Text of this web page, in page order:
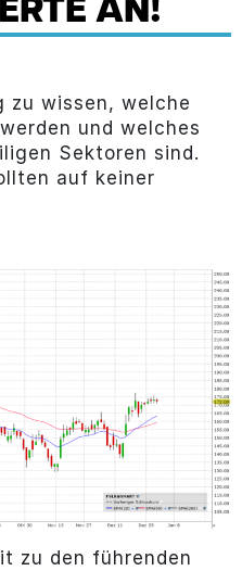
AN!
zu wissen, welche
und welches
Sektoren sind.
auf keiner
zu den führenden